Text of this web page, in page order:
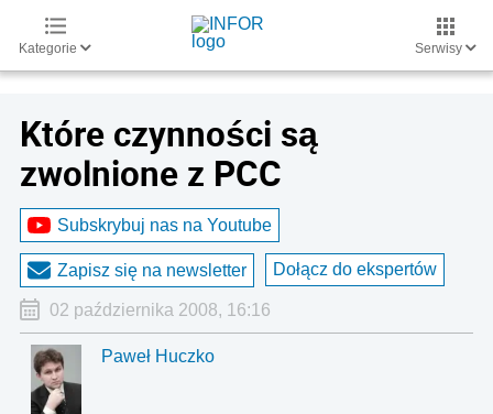
Kategorie Serwisy
Które czynności są
zwolnione z PCC
Subskrybuj nas na Youtube
Zapisz się na newsletter Dołącz do ekspertów
02 października 2008, 16:16
Paweł Huczko